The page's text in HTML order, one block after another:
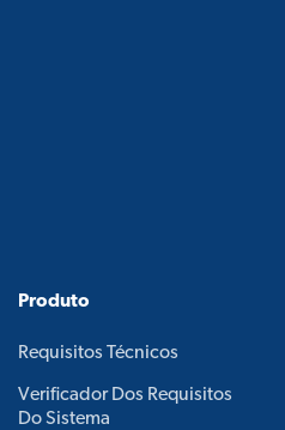
Produto
Requisitos Técnicos
Verificador Dos Requisitos
Do Sistema